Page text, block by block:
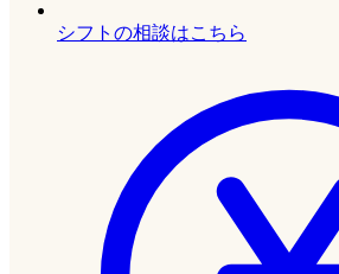
シフトの相談はこちら